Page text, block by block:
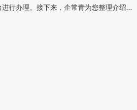
行办理。接下来，企常青为您整理介绍...